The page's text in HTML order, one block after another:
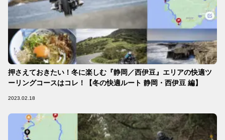
押さえておきたい！冬に楽しむ『静岡／西伊豆』エリアの快適ツ
ーリングコースはコレ！【冬の快適ルート 静岡・西伊豆 編】
2023.02.18